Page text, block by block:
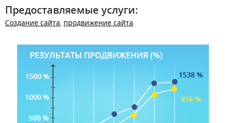
Предоставляемые услуги:
Создание сайта, продвижение сайта